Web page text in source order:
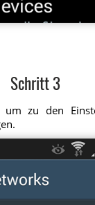
Schritt 3
um zu den